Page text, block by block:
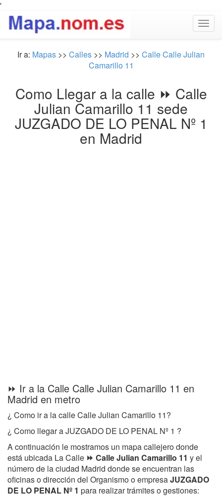
'
Ir a: Mapas >> Calles >> Madrid >> Calle Calle Julian
Camarillo 11
Como Llegar a la calle ⏩ Calle
Julian Camarillo 11 sede
JUZGADO DE LO PENAL Nº 1
en Madrid
⏩ Ir a la Calle Calle Julian Camarillo 11 en
Madrid en metro
¿ Como ir a la calle Calle Julian Camarillo 11?
¿ Como llegar a JUZGADO DE LO PENAL Nº 1 ?
A continuación le mostramos un mapa callejero donde
está ubicada La Calle ⏩ Calle Julian Camarillo 11 y el
número de la ciudad Madrid donde se encuentran las
oficinas o dirección del Organismo o empresaJUZGADO
DE LO PENAL Nº 1 para realizar trámites o gestiones: